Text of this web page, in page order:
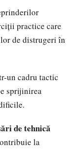
practice care
de distrugeri în
un cadru tactic
sprijinirea
de tehnică
la